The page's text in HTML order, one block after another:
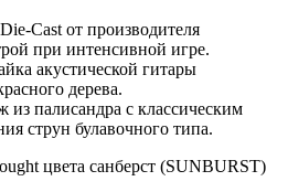
Cast от производителя
при интенсивной игре.
акустической гитары
дерева.
из палисандра с классическим
струн булавочного типа.
цвета санберст (SUNBURST)